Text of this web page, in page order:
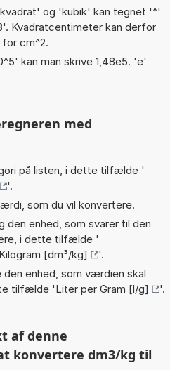
og 'kubik' kan tegnet '^'
Kvadratcentimeter kan derfor
cm^2.
kan man skrive 1,48e5. 'e'
med
på listen, i dette tilfælde '
'.
som du vil konvertere.
den enhed, som svarer til den
i dette tilfælde '
[dm³/kg]
'.
enhed, som værdien skal
tilfælde 'Liter per Gram [l/g] '.
af denne
konvertere dm3/kg til